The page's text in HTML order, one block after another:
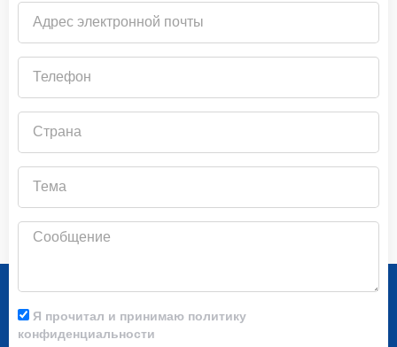
электронной
почты
Сообщение
Я прочитал и принимаю политику
конфиденциальности